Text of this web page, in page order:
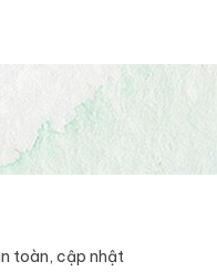
toàn, cập nhật